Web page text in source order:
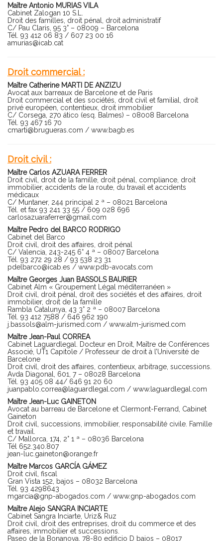
Maître Antonio MURIAS VILA
Cabinet Zalogan 10 S.L.
Droit des familles, droit pénal, droit administratif
C/ Pau Claris, 95 3° – 08009 – Barcelona
Tél. 93 412 06 83 / 607 23 00 16
amurias@icab.cat
Droit commercial :
Maître Catherine MARTI DE ANZIZU
Avocat aux barreaux de Barcelone et de Paris
Droit commercial et des sociétés, droit civil et familial, droit
privé européen, contentieux, droit immobilier
C/ Corsega, 270 ático (esq. Balmes) – 08008 Barcelona
Tél. 93 467 16 70
cmarti@brugueras.com / www.bagb.es
Droit civil :
Maître Carlos AZUARA FERRER
Droit civil, droit de la famille, droit pénal, compliance, droit
immobilier, accidents de la route, du travail et accidents
médicaux
C/ Muntaner, 244 principal 2 ª – 08021 Barcelona
Tél. et fax 93 241 33 55 / 609 028 696
carlosazuaraferrer@gmail.com
Maître Pedro del BARCO RODRIGO
Cabinet del Barco
Droit civil, droit des affaires, droit pénal
C/ Valencia, 243-245 6° 4 ª – 08007 Barcelona
Tél. 93 272 29 28 / 93 538 23 31
pdelbarco@icab.es / www.pdb-avocats.com
Maître Georges Juan BASSOLS BAURIER
Cabinet Alm « Groupement Légal méditerranéen »
Droit civil, droit pénal, droit des sociétés et des affaires, droit
immobilier, droit de la famille
Rambla Catalunya, 43 3° 2 ª – 08007 Barcelona
Tél. 93 412 7588 / 646 962 190
j.bassols@alm-jurismed.com / www.alm-jurismed.com
Maître Jean-Paul CORREA
Cabinet Laguardlegal. Docteur en Droit, Maître de Conférences
Associé, UT1 Capitole / Professeur de droit à l’Université de
Barcelone
Droit civil, droit des affaires, contentieux, arbitrage, successions.
Avda Diagonal, 601, 7 – 08028 Barcelona
Tél. 93 405 08 44/ 646 91 20 60
juanpablo.correa@laguardlegal.com / www.laguardlegal.com
Maître Jean-Luc GAINETON
Avocat au barreau de Barcelone et Clermont-Ferrand, Cabinet
Gaineton
Droit civil, successions, immobilier, responsabilité civile. Famille
et travail.
C/ Mallorca, 174, 2° 1 ª – 08036 Barcelona
Tél 652.340.807
jean-luc.gaineton@orange.fr
Maître Marcos GARCÍA GÁMEZ
Droit civil, fiscal
Gran Vista 152, bajos – 08032 Barcelona
Tél. 93 4298643
mgarcia@gnp-abogados.com / www.gnp-abogados.com
Maître Alejo SANGRA INCIARTE
Cabinet Sangra Inciarte, Uriz& Ruz
Droit civil, droit des entreprises, droit du commerce et des
affaires, immobilier et successions.
Paseo de la Bonanova, 78-80 edificio D bajos – 08017